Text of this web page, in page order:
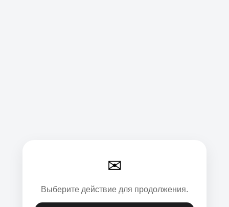
✉
Выберите действие для продолжения.